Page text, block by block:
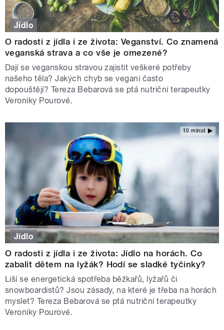
Jídlo
O radosti z jídla i ze života: Veganství. Co znamená
veganská strava a co vše je omezené?
Dají se veganskou stravou zajistit veškeré potřeby
našeho těla? Jakých chyb se vegani často
dopouštějí? Tereza Bebarová se ptá nutriční terapeutky
Veroniky Pourové.
10 minut
Jídlo
O radosti z jídla i ze života: Jídlo na horách. Co
zabalit dětem na lyžák? Hodí se sladké tyčinky?
Liší se energetická spotřeba běžkařů, lyžařů či
snowboardistů? Jsou zásady, na které je třeba na horách
myslet? Tereza Bebarová se ptá nutriční terapeutky
Veroniky Pourové.